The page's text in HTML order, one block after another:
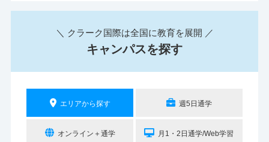
＼ クラーク国際は全国に教育を展開 ／
キャンパスを探す
エリアから探す 週5日通学
オンライン＋通学 月1・2日通学/Web学習